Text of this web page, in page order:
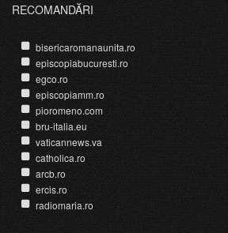
RECOMANDĂRI
bisericaromanaunita.ro
episcopiabucuresti.ro
egco.ro
episcopiamm.ro
pioromeno.com
bru-italia.eu
vaticannews.va
catholica.ro
arcb.ro
ercis.ro
radiomaria.ro